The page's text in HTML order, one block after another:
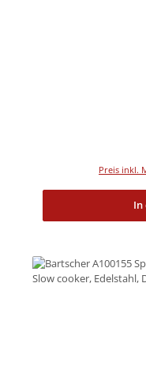
Preis inkl.
In